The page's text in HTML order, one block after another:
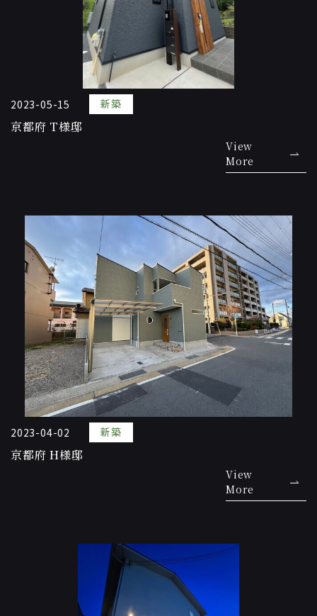
2023-05-15 新築
京都府 T様邸
View
More
2023-04-02 新築
京都府 H様邸
View
More